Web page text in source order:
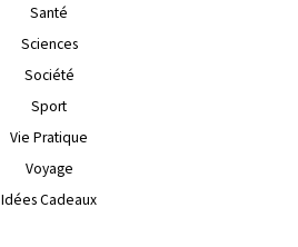
Santé
Sciences
Société
Sport
Vie Pratique
Voyage
Idées Cadeaux